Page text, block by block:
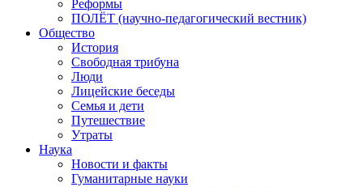
Реформы
ПОЛЁТ (научно-педагогический вестник)
Общество
История
Свободная трибуна
Люди
Лицейские беседы
Семья и дети
Путешествие
Утраты
Наука
Новости и факты
Гуманитарные науки